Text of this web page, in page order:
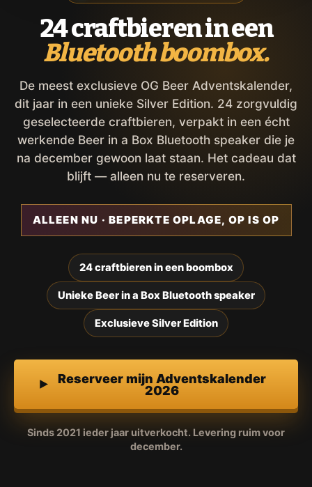
24 craftbieren in een
Bluetooth boombox.
De meest exclusieve OG Beer Adventskalender,
dit jaar in een unieke Silver Edition. 24 zorgvuldig
geselecteerde craftbieren, verpakt in een écht
werkende Beer in a Box Bluetooth speaker die je
na december gewoon laat staan. Het cadeau dat
blijft — alleen nu te reserveren.
ALLEEN NU · BEPERKTE OPLAGE, OP IS OP
24 craftbieren in een boombox
Unieke Beer in a Box Bluetooth speaker
Exclusieve Silver Edition
Reserveer mijn Adventskalender
2026
Sinds 2021 ieder jaar uitverkocht. Levering ruim voor
december.